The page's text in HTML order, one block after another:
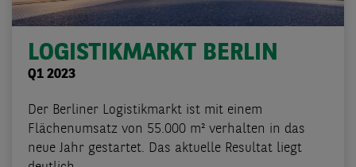
LOGISTIKMARKT BERLIN
Q1 2023
Der Berliner Logistikmarkt ist mit einem
Flächenumsatz von 55.000 m² verhalten in das
neue Jahr gestartet. Das aktuelle Resultat liegt